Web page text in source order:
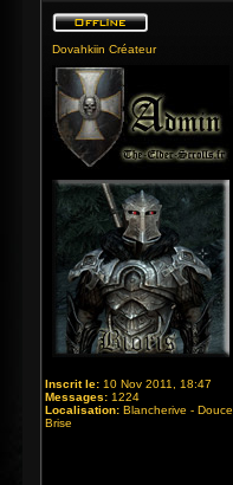
Dovahkiin Créateur
Inscrit le: 10 Nov 2011, 18:47
Messages: 1224
Localisation: Blancherive - Douce
Brise